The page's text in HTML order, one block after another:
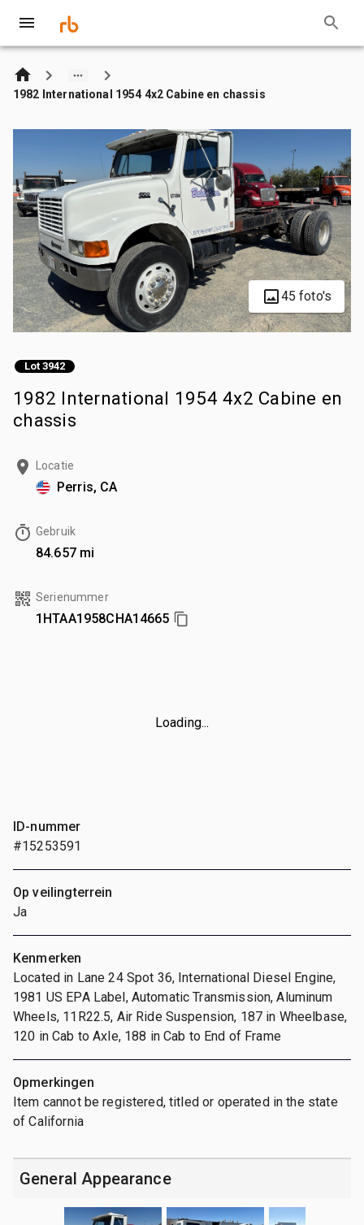
1982 International 1954 4x2 Cabine en chassis
45 foto's
Lot 3942
1982 International 1954 4x2 Cabine en
chassis
Locatie
Perris, CA
Gebruik
84.657 mi
Serienummer
1HTAA1958CHA14665
Loading...
ID-nummer
#15253591
Op veilingterrein
Ja
Kenmerken
Located in Lane 24 Spot 36, International Diesel Engine,
1981 US EPA Label, Automatic Transmission, Aluminum
Wheels, 11R22.5, Air Ride Suspension, 187 in Wheelbase,
120 in Cab to Axle, 188 in Cab to End of Frame
Opmerkingen
Item cannot be registered, titled or operated in the state
of California
General Appearance